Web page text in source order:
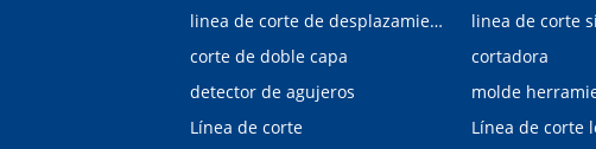
linea de corte de desplazamiento de hojalata y aluminio
linea de corte
corte de doble capa
cortadora
detector de agujeros
molde
Línea de corte
Línea de corte